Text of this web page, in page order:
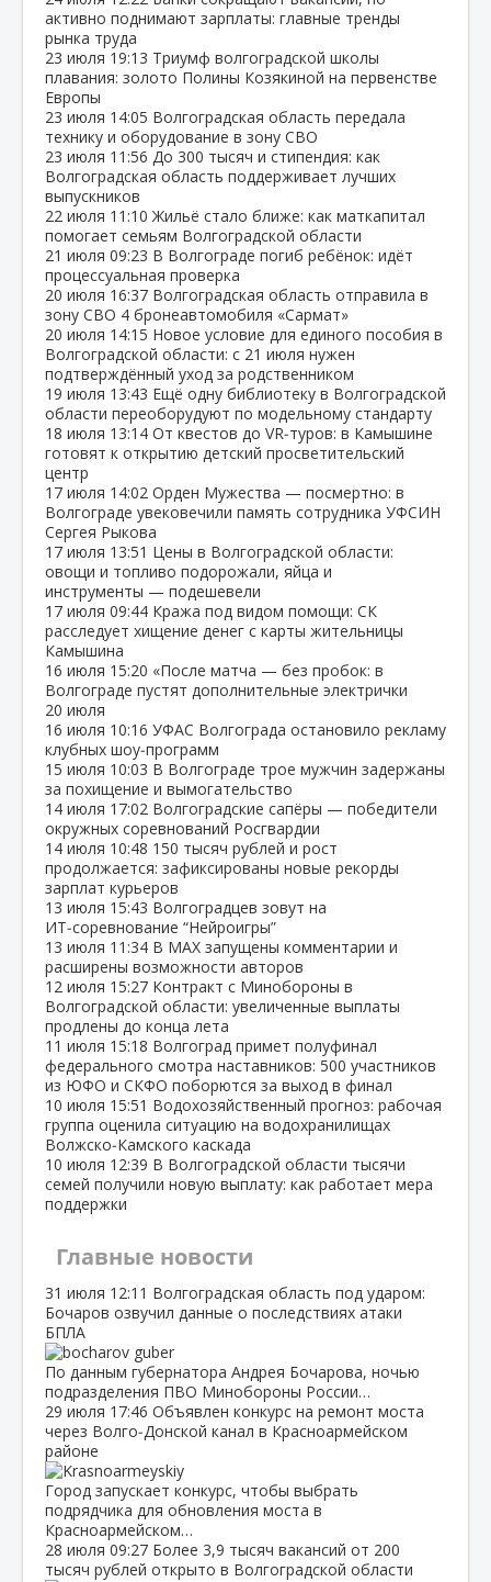
активно поднимают зарплаты: главные тренды
рынка труда
23 июля 19:13 Триумф волгоградской школы
плавания: золото Полины Козякиной на первенстве
Европы
23 июля 14:05 Волгоградская область передала
технику и оборудование в зону СВО
23 июля 11:56 До 300 тысяч и стипендия: как
Волгоградская область поддерживает лучших
выпускников
22 июля 11:10 Жильё стало ближе: как маткапитал
помогает семьям Волгоградской области
21 июля 09:23 В Волгограде погиб ребёнок: идёт
процессуальная проверка
20 июля 16:37 Волгоградская область отправила в
зону СВО 4 бронеавтомобиля «Сармат»
20 июля 14:15 Новое условие для единого пособия в
Волгоградской области: с 21 июля нужен
подтверждённый уход за родственником
19 июля 13:43 Ещё одну библиотеку в Волгоградской
области переоборудуют по модельному стандарту
18 июля 13:14 От квестов до VR‑туров: в Камышине
готовят к открытию детский просветительский
центр
17 июля 14:02 Орден Мужества — посмертно: в
Волгограде увековечили память сотрудника УФСИН
Сергея Рыкова
17 июля 13:51 Цены в Волгоградской области:
овощи и топливо подорожали, яйца и
инструменты — подешевели
17 июля 09:44 Кража под видом помощи: СК
расследует хищение денег с карты жительницы
Камышина
16 июля 15:20 «После матча — без пробок: в
Волгограде пустят дополнительные электрички
20 июля
16 июля 10:16 УФАС Волгограда остановило рекламу
клубных шоу‑программ
15 июля 10:03 В Волгограде трое мужчин задержаны
за похищение и вымогательство
14 июля 17:02 Волгоградские сапёры — победители
окружных соревнований Росгвардии
14 июля 10:48 150 тысяч рублей и рост
продолжается: зафиксированы новые рекорды
зарплат курьеров
13 июля 15:43 Волгоградцев зовут на
ИТ‑соревнование “Нейроигры”
13 июля 11:34 В МАХ запущены комментарии и
расширены возможности авторов
12 июля 15:27 Контракт с Минобороны в
Волгоградской области: увеличенные выплаты
продлены до конца лета
11 июля 15:18 Волгоград примет полуфинал
федерального смотра наставников: 500 участников
из ЮФО и СКФО поборются за выход в финал
10 июля 15:51 Водохозяйственный прогноз: рабочая
группа оценила ситуацию на водохранилищах
Волжско‑Камского каскада
10 июля 12:39 В Волгоградской области тысячи
семей получили новую выплату: как работает мера
поддержки
Главные новости
31 июля 12:11 Волгоградская область под ударом:
Бочаров озвучил данные о последствиях атаки
БПЛА
По данным губернатора Андрея Бочарова, ночью
подразделения ПВО Минобороны России…
29 июля 17:46 Объявлен конкурс на ремонт моста
через Волго‑Донской канал в Красноармейском
районе
Город запускает конкурс, чтобы выбрать
подрядчика для обновления моста в
Красноармейском…
28 июля 09:27 Более 3,9 тысяч вакансий от 200
тысяч рублей открыто в Волгоградской области